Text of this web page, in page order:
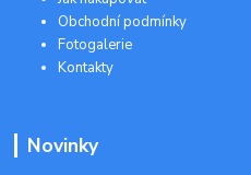
Obchodní podmínky
Fotogalerie
Kontakty
Novinky